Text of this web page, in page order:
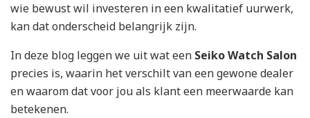
wie bewust wil investeren in een kwalitatief uurwerk,
kan dat onderscheid belangrijk zijn.
In deze blog leggen we uit wat een Seiko Watch Salon
precies is, waarin het verschilt van een gewone dealer
en waarom dat voor jou als klant een meerwaarde kan
betekenen.